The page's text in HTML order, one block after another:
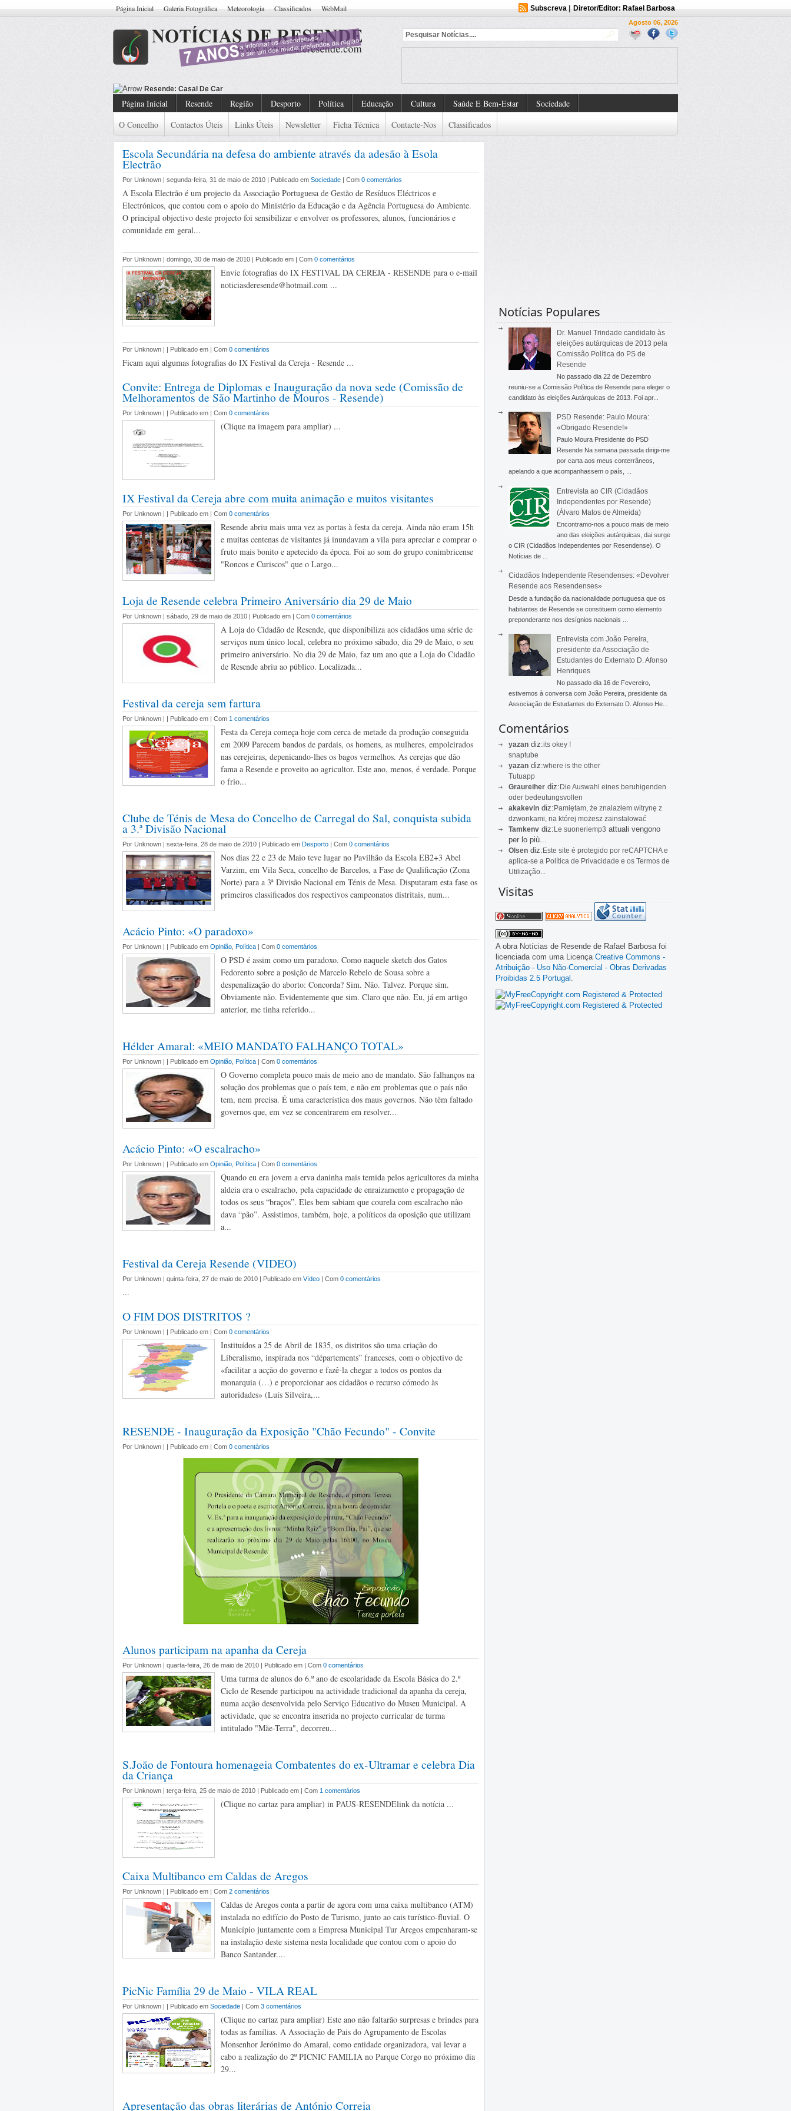
Página Inicial Galeria Fotográfica Meteorologia Classificados WebMail Subscreva| Diretor/Editor: Rafael Barbosa
Agosto 06, 2026
Resende: Casal De Carteiristas Identificado
Página Inicial Resende Região Desporto Política Educação Cultura Saúde E Bem-Estar
Sociedade
O Concelho
Contactos Úteis Links Úteis Newsletter Ficha Técnica Contacte-Nos Classificados
Escola Secundária na defesa do ambiente através da adesão à Esola
Electrão
Por Unknown | segunda-feira, 31 de maio de 2010 | Publicado em Sociedade | Com 0 comentários
A Escola Electrão é um projecto da Associação Portuguesa de Gestão de Resíduos Eléctricos e
Electrónicos, que contou com o apoio do Ministério da Educação e da Agência Portuguesa do Ambiente.
O principal objectivo deste projecto foi sensibilizar e envolver os professores, alunos, funcionários e
comunidade em geral...
Por Unknown | domingo, 30 de maio de 2010 | Publicado em | Com 0 comentários
Envie fotografias do IX FESTIVAL DA CEREJA - RESENDE para o e-mail
noticiasderesende@hotmail.com ...
Por Unknown | | Publicado em | Com 0 comentários
Ficam aqui algumas fotografias do IX Festival da Cereja - Resende ...
Convite: Entrega de Diplomas e Inauguração da nova sede (Comissão de
Melhoramentos de São Martinho de Mouros - Resende)
Por Unknown | | Publicado em | Com 0 comentários
(Clique na imagem para ampliar) ...
IX Festival da Cereja abre com muita animação e muitos visitantes
Por Unknown | | Publicado em | Com 0 comentários
Resende abriu mais uma vez as portas à festa da cereja. Ainda não eram 15h
e muitas centenas de visitantes já inundavam a vila para apreciar e comprar o
fruto mais bonito e apetecido da época. Foi ao som do grupo conimbricense
"Roncos e Curiscos" que o Largo...
Loja de Resende celebra Primeiro Aniversário dia 29 de Maio
Por Unknown | sábado, 29 de maio de 2010 | Publicado em | Com 0 comentários
A Loja do Cidadão de Resende, que disponibiliza aos cidadãos uma série de
serviços num único local, celebra no próximo sábado, dia 29 de Maio, o seu
primeiro aniversário. No dia 29 de Maio, faz um ano que a Loja do Cidadão
de Resende abriu ao público. Localizada...
Festival da cereja sem fartura
Por Unknown | | Publicado em | Com 1 comentários
Festa da Cereja começa hoje com cerca de metade da produção conseguida
em 2009 Parecem bandos de pardais, os homens, as mulheres, empoleirados
nas cerejeiras, depenicando-lhes os bagos vermelhos. As cerejas que dão
fama a Resende e proveito ao agricultor. Este ano, menos, é verdade. Porque
o frio...
Clube de Ténis de Mesa do Concelho de Carregal do Sal, conquista subida
a 3.ª Divisão Nacional
Por Unknown | sexta-feira, 28 de maio de 2010 | Publicado em Desporto | Com 0 comentários
Nos dias 22 e 23 de Maio teve lugar no Pavilhão da Escola EB2+3 Abel
Varzim, em Vila Seca, concelho de Barcelos, a Fase de Qualificação (Zona
Norte) para a 3ª Divisão Nacional em Ténis de Mesa. Disputaram esta fase os
primeiros classificados dos respectivos campeonatos distritais, num...
Acácio Pinto: «O paradoxo»
Por Unknown | | Publicado em Opinião Política | Com 0 comentários
O PSD é assim como um paradoxo. Como naquele sketch dos Gatos
Fedorento sobre a posição de Marcelo Rebelo de Sousa sobre a
despenalização do aborto: Concorda? Sim. Não. Talvez. Porque sim.
Obviamente não. Evidentemente que sim. Claro que não. Eu, já em artigo
anterior, me tinha referido...
Hélder Amaral: «MEIO MANDATO FALHANÇO TOTAL»
Por Unknown | | Publicado em Opinião Política | Com 0 comentários
O Governo completa pouco mais de meio ano de mandato. São falhanços na
solução dos problemas que o país tem, e não em problemas que o país não
tem, nem precisa. É uma característica dos maus governos. Não têm faltado
governos que, em vez se concentrarem em resolver...
Acácio Pinto: «O escalracho»
Por Unknown | | Publicado em Opinião Política | Com 0 comentários
Quando eu era jovem a erva daninha mais temida pelos agricultores da minha
aldeia era o escalracho, pela capacidade de enraizamento e propagação de
todos os seus “braços”. Eles bem sabiam que courela com escalracho não
dava “pão”. Assistimos, também, hoje, a políticos da oposição que utilizam
a...
Festival da Cereja Resende (VIDEO)
Por Unknown | quinta-feira, 27 de maio de 2010 | Publicado em Vídeo | Com 0 comentários
...
O FIM DOS DISTRITOS ?
Por Unknown | | Publicado em | Com 0 comentários
Instituídos a 25 de Abril de 1835, os distritos são uma criação do
Liberalismo, inspirada nos “départements” franceses, com o objectivo de
«facilitar a acção do governo e fazê-la chegar a todos os pontos da
monarquia (…) e proporcionar aos cidadãos o recurso cómodo às
autoridades» (Luís Silveira,...
RESENDE - Inauguração da Exposição "Chão Fecundo" - Convite
Por Unknown | | Publicado em | Com 0 comentários
Alunos participam na apanha da Cereja
Por Unknown | quarta-feira, 26 de maio de 2010 | Publicado em | Com 0 comentários
Uma turma de alunos do 6.º ano de escolaridade da Escola Básica do 2.º
Ciclo de Resende participou na actividade tradicional da apanha da cereja,
numa acção desenvolvida pelo Serviço Educativo do Museu Municipal. A
actividade, que se encontra inserida no projecto curricular de turma
intitulado "Mãe-Terra", decorreu...
S.João de Fontoura homenageia Combatentes do ex-Ultramar e celebra Dia
da Criança
Por Unknown | terça-feira, 25 de maio de 2010 | Publicado em | Com 1 comentários
(Clique no cartaz para ampliar) in PAUS-RESENDElink da notícia ...
Caixa Multibanco em Caldas de Aregos
Por Unknown | | Publicado em | Com 2 comentários
Caldas de Aregos conta a partir de agora com uma caixa multibanco (ATM)
instalada no edifício do Posto de Turismo, junto ao cais turístico-fluvial. O
Município juntamente com a Empresa Municipal Tur Aregos empenharam-se
na instalação deste sistema nesta localidade que contou com o apoio do
Banco Santander....
PicNic Família 29 de Maio - VILA REAL
Por Unknown | | Publicado em Sociedade | Com 3 comentários
(Clique no cartaz para ampliar) Este ano não faltarão surpresas e brindes para
todas as famílias. A Associação de Pais do Agrupamento de Escolas
Monsenhor Jerónimo do Amaral, como entidade organizadora, vai levar a
cabo a realização do 2º PICNIC FAMILIA no Parque Corgo no próximo dia
29...
Apresentação das obras literárias de António Correia
Notícias Populares
Dr. Manuel Trindade candidato às
eleições autárquicas de 2013 pela
Comissão Política do PS de
Resende
No passado dia 22 de Dezembro
reuniu-se a Comissão Política de Resende para eleger o
candidato às eleições Autárquicas de 2013. Foi apr...
PSD Resende: Paulo Moura:
«Obrigado Resende!»
Paulo Moura Presidente do PSD
Resende Na semana passada dirigi-me
por carta aos meus conterrâneos,
apelando a que acompanhassem o país, ...
Entrevista ao CIR (Cidadãos
Independentes por Resende)
(Álvaro Matos de Almeida)
Encontramo-nos a pouco mais de meio
ano das eleições autárquicas, dai surge
o CIR (Cidadãos Independentes por Resendense). O
Notícias de ...
Cidadãos Independente Resendenses: «Devolver
Resende aos Resendenses»
Desde a fundação da nacionalidade portuguesa que os
habitantes de Resende se constituem como elemento
preponderante nos desígnios nacionais ...
Entrevista com João Pereira,
presidente da Associação de
Estudantes do Externato D. Afonso
Henriques
No passado dia 16 de Fevereiro,
estivemos à conversa com João Pereira, presidente da
Associação de Estudantes do Externato D. Afonso He...
Comentários
yazan diz:its okey !
snaptube
yazan diz:where is the other
Tutuapp
Graureiher diz:Die Auswahl eines beruhigenden
oder bedeutungsvollen
akakevin diz:Pamiętam, że znalazłem witrynę z
dzwonkami, na której możesz zainstalować
Tamkenv diz:Le suoneriemp3 attuali vengono
per lo più...
Olsen diz:Este site é protegido por reCAPTCHA e
aplica-se a Política de Privacidade e os Termos de
Utilização...
Visitas
A obra Notícias de Resende de Rafael Barbosa foi
licenciada com uma Licença Creative Commons -
Atribuição - Uso Não-Comercial - Obras Derivadas
Proibidas 2.5 Portugal